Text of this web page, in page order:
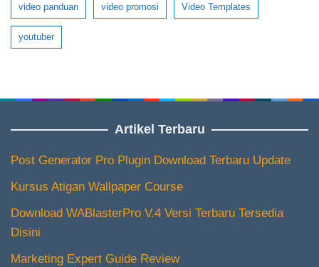
video panduan video promosi Video Templates
youtuber
Artikel Terbaru
Post Generator Pro Plugin Download Terbaru Update
Kursus Atigan Wallpaper Course
Download WABlasterPro V.4 Versi Terbaru Tersedia
Disini
Marketing Expert Guide Review